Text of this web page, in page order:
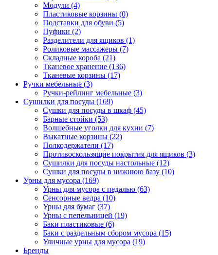
Модули (4)
Пластиковые корзины (0)
Подставки для обуви (5)
Пуфики (2)
Разделители для ящиков (1)
Роликовые массажеры (7)
Складные короба (21)
Тканевое хранение (136)
Тканевые корзины (17)
Ручки мебельные (3)
Ручки-рейлинг мебельные (3)
Сушилки для посуды (169)
Сушки для посуды в шкаф (45)
Барные стойки (53)
Волшебные уголки для кухни (7)
Выкатные корзины (22)
Полкодержатели (17)
Противоскользящие покрытия для ящиков (3)
Сушилки для посуды настольные (12)
Сушки для посуды в нижнюю базу (10)
Урны для мусора (169)
Урны для мусора с педалью (63)
Сенсорные ведра (10)
Урны для бумаг (37)
Урны с пепельницей (19)
Баки пластиковые (6)
Баки с раздельным сбором мусора (15)
Уличные урны для мусора (19)
Бренды